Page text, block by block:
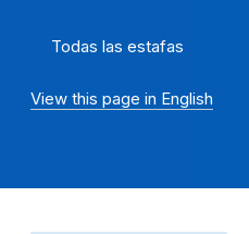
Todas las estafas
View this page in English